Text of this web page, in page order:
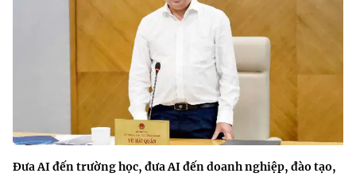
Đưa AI đến trường học, đưa AI đến doanh nghiệp, đào tạo,